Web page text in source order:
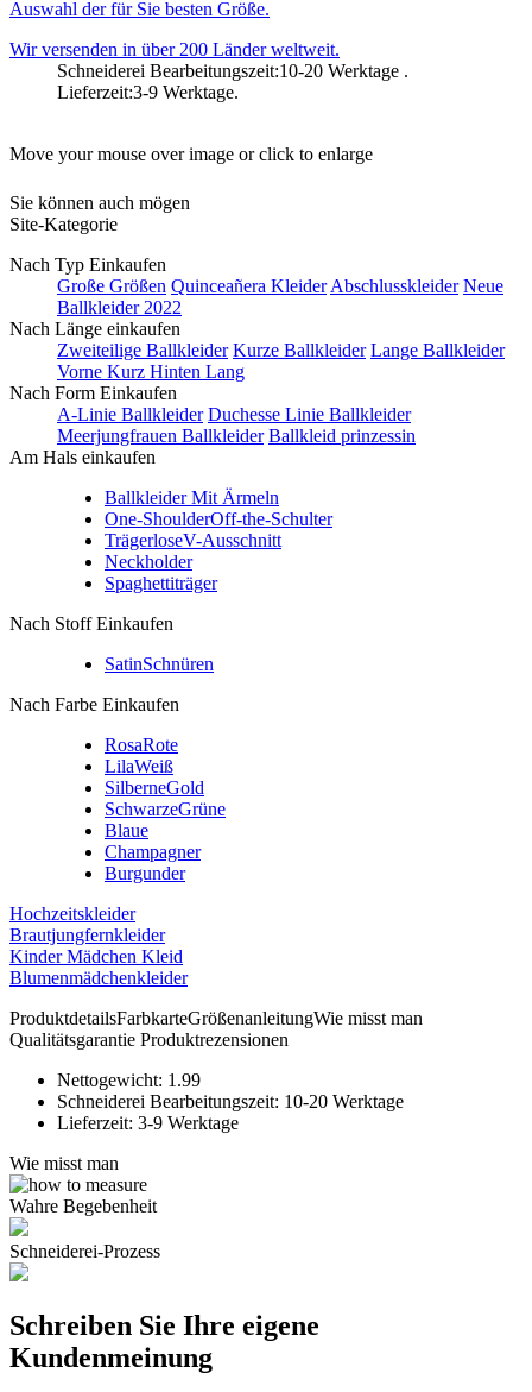
Auswahl der für Sie besten Größe.
Wir versenden in über 200 Länder weltweit.
Schneiderei Bearbeitungszeit:10-20 Werktage .
Lieferzeit:3-9 Werktage.
Move your mouse over image or click to enlarge
Sie können auch mögen
Site-Kategorie
Nach Typ Einkaufen
Große Größen Quinceañera KleiderAbschlusskleider Neue
Ballkleider 2022
Nach Länge einkaufen
Zweiteilige Ballkleider Kurze Ballkleider Lange Ballkleider
Vorne Kurz Hinten Lang
Nach Form Einkaufen
A-Linie Ballkleider Duchesse Linie Ballkleider
Meerjungfrauen Ballkleider Ballkleid prinzessin
Am Hals einkaufen
Ballkleider Mit Ärmeln
One-ShoulderOff-the-Schulter
TrägerloseV-Ausschnitt
Neckholder
Spaghettiträger
Nach Stoff Einkaufen
SatinSchnüren
Nach Farbe Einkaufen
RosaRote
LilaWeiß
SilberneGold
SchwarzeGrüne
Blaue
Champagner
Burgunder
Hochzeitskleider
Brautjungfernkleider
Kinder Mädchen Kleid
Blumenmädchenkleider
ProduktdetailsFarbkarteGrößenanleitungWie misst man
Qualitätsgarantie Produktrezensionen
Nettogewicht: 1.99
Schneiderei Bearbeitungszeit: 10-20 Werktage
Lieferzeit: 3-9 Werktage
Wie misst man
Wahre Begebenheit
Schneiderei-Prozess
Schreiben Sie Ihre eigene
Kundenmeinung